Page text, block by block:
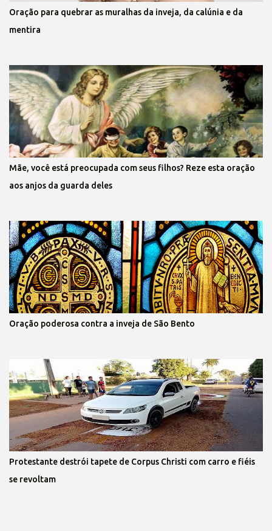
Oração para quebrar as muralhas da inveja, da calúnia e da
mentira
Mãe, você está preocupada com seus filhos? Reze esta oração
aos anjos da guarda deles
Oração poderosa contra a inveja de São Bento
Protestante destrói tapete de Corpus Christi com carro e fiéis
se revoltam